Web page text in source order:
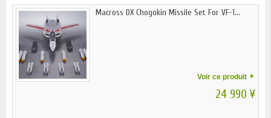
Macross DX Chogokin Missile Set For VF-1...
Voir ce produit
24 990 ¥